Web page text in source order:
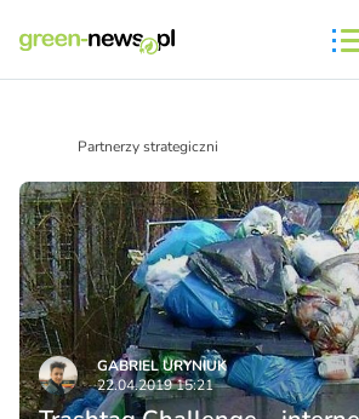
Partnerzy strategiczni
GABRIEL URYNIUK
22.04.2019 15:21